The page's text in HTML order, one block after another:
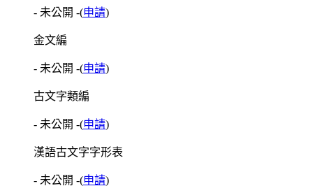
- 未公開 -(申請)
金文編
- 未公開 -(申請)
古文字類編
- 未公開 -(申請)
漢語古文字字形表
- 未公開 -(申請)